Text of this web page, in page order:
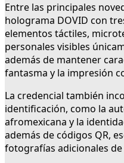
Entre las principales
holograma DOVID con
elementos táctiles,
personales visibles
además de mantener
fantasma y la impresión
La credencial también
identificación, como la
afromexicana y la
además de códigos QR,
fotografías adicionales